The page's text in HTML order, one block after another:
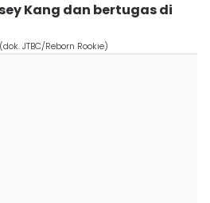
Kang dan bertugas di
JTBC/Reborn Rookie)